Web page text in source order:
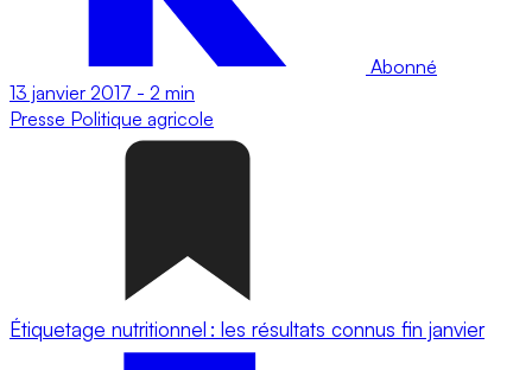
Abonné
13 janvier 2017 - 2 min
Presse Politique agricole
Étiquetage nutritionnel : les résultats connus fin janvier